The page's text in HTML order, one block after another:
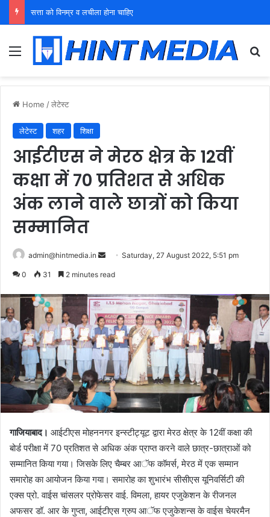
युवा शक्ति को पहचाने बूढ़ा नेतृत्व
Menu
Home /लेटेस्ट
लेटेस्ट शहर शिक्षा
आईटीएस ने मेरठ क्षेत्र के 12वीं
कक्षा में 70 प्रतिशत से अधिक
अंक लाने वाले छात्रों को किया
सम्मानित
admin@hintmedia.in
SendSaturday, 27 August 2022, 5:51 pm
0 31 2 minutes read
गाजियाबाद। आईटीएस मोहननगर इन्स्टीट्यूट द्वारा मेरठ क्षेत्र के 12वीं कक्षा की
बोर्ड परीक्षा में 70 प्रतिशत से अधिक अंक प्राप्त करने वाले छात्र-छात्राओं को
सम्मानित किया गया। जिसके लिए चैम्बर आॅफ कॉमर्स, मेरठ में एक सम्मान
समारोह का आयोजन किया गया। समारोह का शुभारंभ सीसीएस यूनिवर्सिटी की
एक्स प्रो. वाईस चांसलर प्रोफेसर वाई. विमला, हायर एजुकेशन के रीजनल
अफसर डॉ. आर के गुप्ता, आईटीएस ग्रुप आॅफ एजुकेशन्स के वाईस चेयरमैन